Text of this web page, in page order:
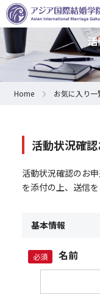
Home お気に入り一
活動状況確
活動状況確認のお
を添付の上、送信を
基本情報
必須 名前